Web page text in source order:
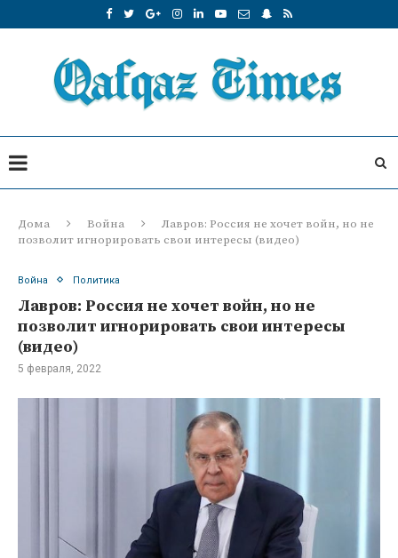
Дома Война
Лавров: Россия не хочет войн, но не
позволит игнорировать свои интересы (видео)
Война Политика
Лавров: Россия не хочет войн, но не
позволит игнорировать свои интересы
(видео)
5 февраля, 2022